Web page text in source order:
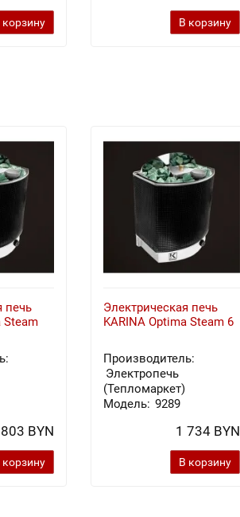
корзину В корзину
печь
Steam
BYN
корзину
Электрическая печь
KARINA Optima Steam 6
Производитель:
Электропечь
(Тепломаркет)
Модель: 9289
1 734 BYN
В корзину